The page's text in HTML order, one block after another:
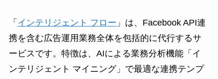
「 インテリジェント フロー 」は、Facebook API連
携を含む広告運用業務全体を包括的に代行するサ
ービスです。特徴は、AIによる業務分析機能「イ
ンテリジェント マイニング」で最適な連携テンプ